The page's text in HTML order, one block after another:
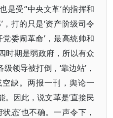
是受“中央文革’的指挥和
打的只是‘资产阶级司令
委闹革命’，最高统帅和
时期是弱政府，所以有众
领导被打倒，‘靠边站’，
缺。两报一刊，舆论一
因此，说文革是‘直接民
态’也不确。一声令下，